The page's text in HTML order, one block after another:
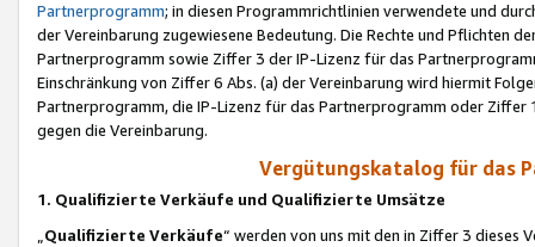
Partnerprogramm; in diesen Programmrichtlinien verwendete und
der Vereinbarung zugewiesene Bedeutung. Die Rechte und Pflichten
Partnerprogramm sowie Ziffer 3 der IP-Lizenz für das
Einschränkung von Ziffer 6 Abs. (a) der Vereinbarung wird hiermit
Partnerprogramm, die IP-Lizenz für das Partnerprogramm oder
gegen die Vereinbarung.
Vergütungskatalog für das
1. Qualifizierte Verkäufe und Qualifizierte Umsätze
Qualifizierte Verkäufe“ werden von uns mit den in Ziffer 3